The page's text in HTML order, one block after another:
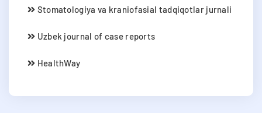
Stomatologiya va kraniofasial tadqiqotlar jurnali
Uzbek journal of case reports
HealthWay